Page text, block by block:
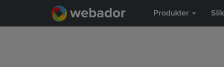
Produkter